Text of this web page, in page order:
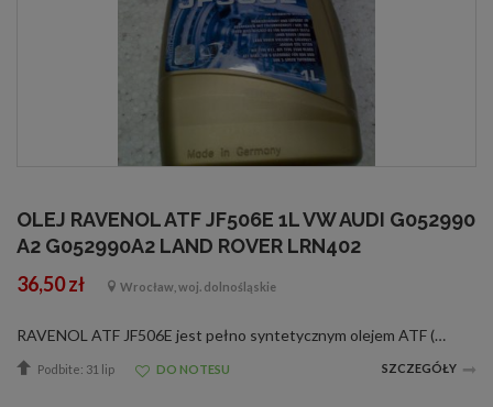
OLEJ RAVENOL ATF JF506E 1L VW AUDI G052990
A2 G052990A2 LAND ROVER LRN402
36,50 zł Wrocław, woj. dolnośląskie
RAVENOL ATF JF506E jest pełno syntetycznym olejem ATF (Automatic-Transmision-Fluid), przygotowanym na bazie PAO [Polialfaoleiny] ze specjalnymi dodatkami uszlachetniającymi i inhibitorami, gwarantującymi znakomite funkcjonowanie przekładni automatyczne...
Podbite: 31 lip DO NOTESU SZCZEGÓŁY